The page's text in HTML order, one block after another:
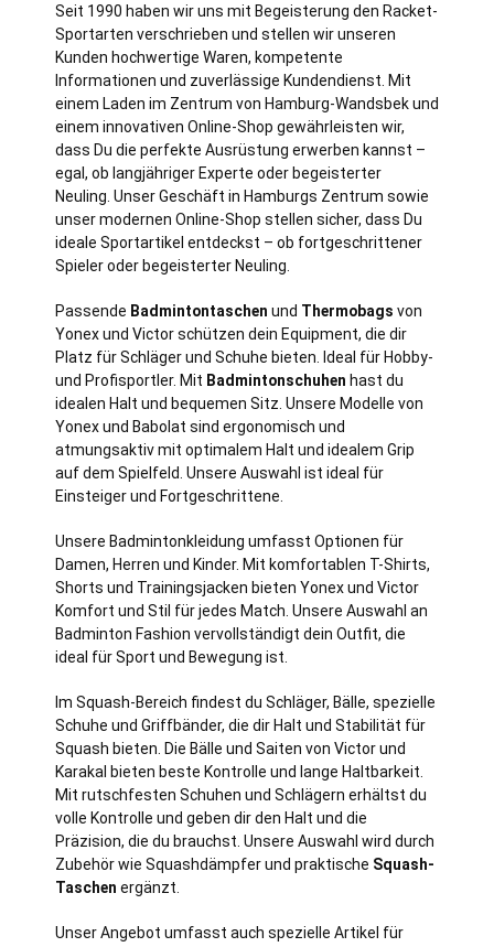
Seit 1990 haben wir uns mit Begeisterung den Racket-
Sportarten verschrieben und stellen wir unseren
Kunden hochwertige Waren, kompetente
Informationen und zuverlässige Kundendienst. Mit
einem Laden im Zentrum von Hamburg-Wandsbek und
einem innovativen Online-Shop gewährleisten wir,
dass Du die perfekte Ausrüstung erwerben kannst –
egal, ob langjähriger Experte oder begeisterter
Neuling. Unser Geschäft in Hamburgs Zentrum sowie
unser modernen Online-Shop stellen sicher, dass Du
ideale Sportartikel entdeckst – ob fortgeschrittener
Spieler oder begeisterter Neuling.
Passende Badmintontaschen und Thermobags von
Yonex und Victor schützen dein Equipment, die dir
Platz für Schläger und Schuhe bieten. Ideal für Hobby-
und Profisportler. Mit Badmintonschuhen hast du
idealen Halt und bequemen Sitz. Unsere Modelle von
Yonex und Babolat sind ergonomisch und
atmungsaktiv mit optimalem Halt und idealem Grip
auf dem Spielfeld. Unsere Auswahl ist ideal für
Einsteiger und Fortgeschrittene.
Unsere Badmintonkleidung umfasst Optionen für
Damen, Herren und Kinder. Mit komfortablen T-Shirts,
Shorts und Trainingsjacken bieten Yonex und Victor
Komfort und Stil für jedes Match. Unsere Auswahl an
Badminton Fashion vervollständigt dein Outfit, die
ideal für Sport und Bewegung ist.
Im Squash-Bereich findest du Schläger, Bälle, spezielle
Schuhe und Griffbänder, die dir Halt und Stabilität für
Squash bieten. Die Bälle und Saiten von Victor und
Karakal bieten beste Kontrolle und lange Haltbarkeit.
Mit rutschfesten Schuhen und Schlägern erhältst du
volle Kontrolle und geben dir den Halt und die
Präzision, die du brauchst. Unsere Auswahl wird durch
Zubehör wie Squashdämpfer und praktische Squash-
Taschen ergänzt.
Unser Angebot umfasst auch spezielle Artikel für